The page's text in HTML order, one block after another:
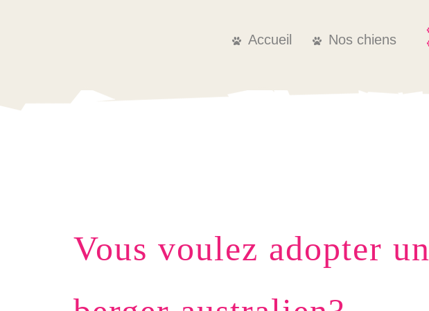
Accueil Nos chiens
Vous voulez adopter un